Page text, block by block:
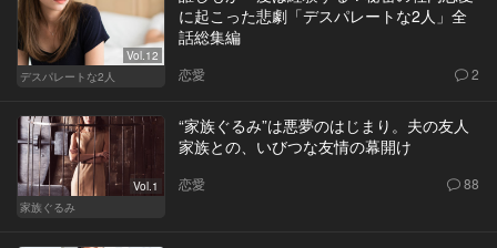
Vol.12
デスパレートな2人
に起こった悲劇「デスパレートな2人」全
話総集編
恋愛 2
Vol.1
家族ぐるみ
“家族ぐるみ”は悪夢のはじまり。夫の友人
家族との、いびつな友情の幕開け
恋愛 88